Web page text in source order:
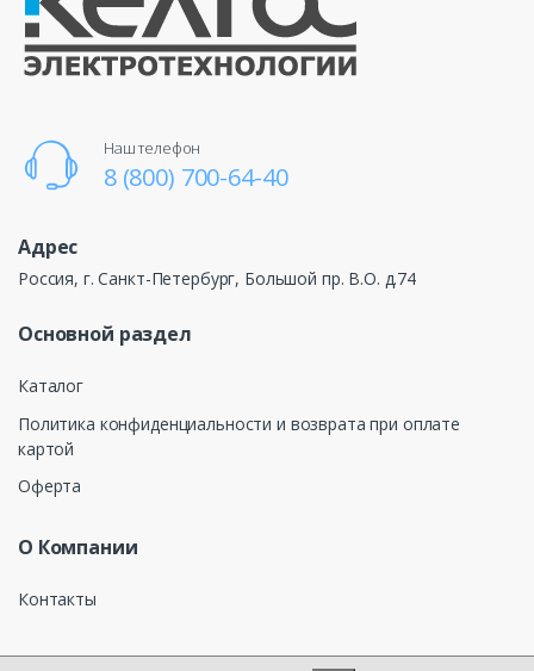
Наш телефон
8 (800) 700-64-40
Адрес
Россия, г. Санкт-Петербург, Большой пр. В.О. д.74
Основной раздел
Каталог
Политика конфиденциальности и возврата при оплате
картой
Оферта
О Компании
Контакты